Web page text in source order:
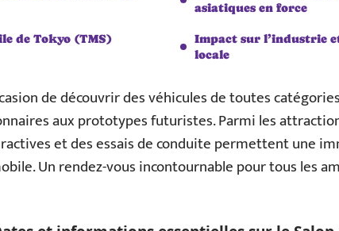
de Tokyo (TMS)
asiatiques en force
Impact sur l’industrie
locale
de découvrir des véhicules de toutes
aux prototypes futuristes. Parmi les
et des essais de conduite permettent une
Un rendez-vous incontournable pour tous les